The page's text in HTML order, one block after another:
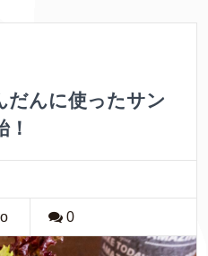
だんに使ったサン
！
0